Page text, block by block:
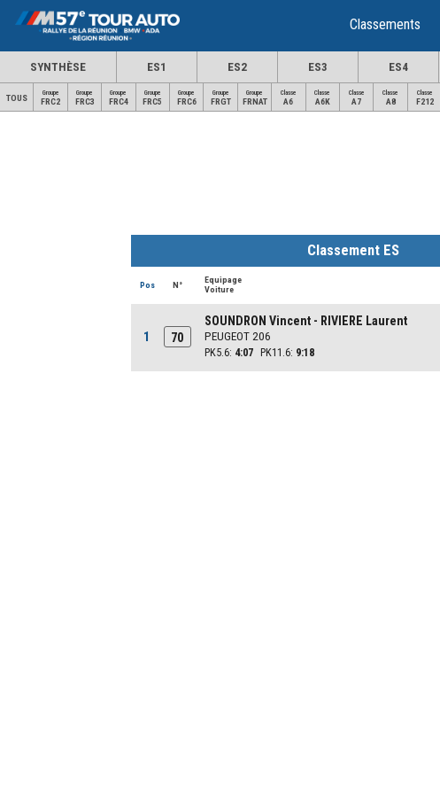
Classements
SYNTHÈSE ES1 ES2 ES3 ES4
TOUS
Groupe
FRC2
Groupe
FRC3
Groupe
FRC4
Groupe
FRC5
Groupe
FRC6
Groupe
FRGT
Groupe
FRNAT
Classe
A6
Classe
A6K
Classe
A7
Classe
A8
Classe
F212
Classement ES
Pos N°
Equipage
Voiture
1 70
SOUNDRON Vincent - RIVIERE Laurent
PEUGEOT 206
PK5.6: 4:07 PK11.6: 9:18